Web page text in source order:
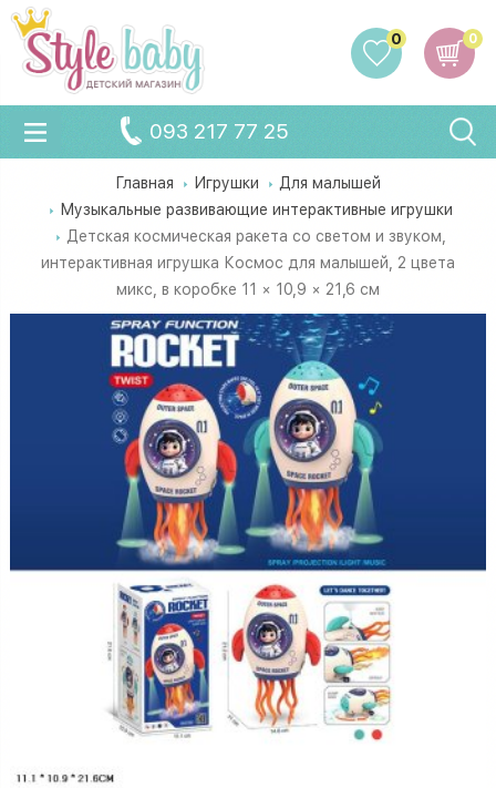
0
0
093 217 77 25
Главная Игрушки
Для малышей
Музыкальные развивающие интерактивные игрушки
Детская космическая ракета со светом и звуком,
интерактивная игрушка Космос для малышей, 2 цвета
микс, в коробке 11 × 10,9 × 21,6 см